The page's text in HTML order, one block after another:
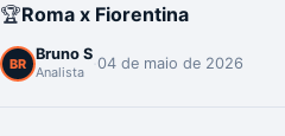
🏆Roma x Fiorentina
BR
Bruno S
Analista 04 de maio de 2026